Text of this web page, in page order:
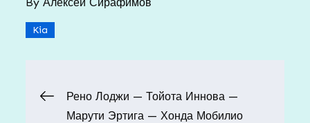
Kia
Навигация
Рено Лоджи — Тойота Иннова —
Марути Эртига — Хонда Мобилио